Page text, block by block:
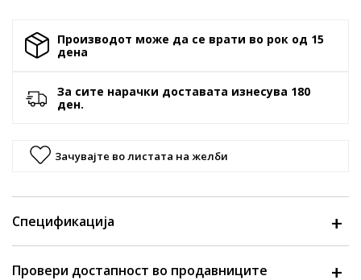
Производот може да се врати во рок од 15
денa
За сите нарачки доставата изнесува 180
ден.
Зачувајте во листата на желби
Спецификација
Провери достапност во продавниците